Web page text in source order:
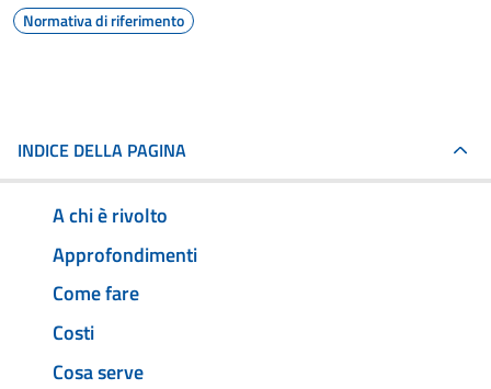
Normativa di riferimento
INDICE DELLA PAGINA
A chi è rivolto
Approfondimenti
Come fare
Costi
Cosa serve